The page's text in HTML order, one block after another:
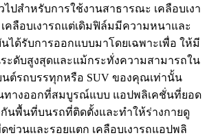
ปสำหรับการใช้งานสาธารณะ เคลือบเงา
คลือบเงารถแต่เดิมฟิล์มมีความหนาและ
ได้รับการออกแบบมาโดยเฉพาะเพื่อ ให้มี
ะดับสูงสุดและแม้กระทั่งความสามารถใน
ต์รถบรรทุกหรือ SUV ของคุณเท่านั้น
ทางออกที่สมบูรณ์แบบ แอปพลิเคชั่นที่ยอด
นพื้นที่บนรถที่ติดตั้งและทำให้ร่างกายดู
วนและรอยแตก เคลือบเงารถแอปพลิ